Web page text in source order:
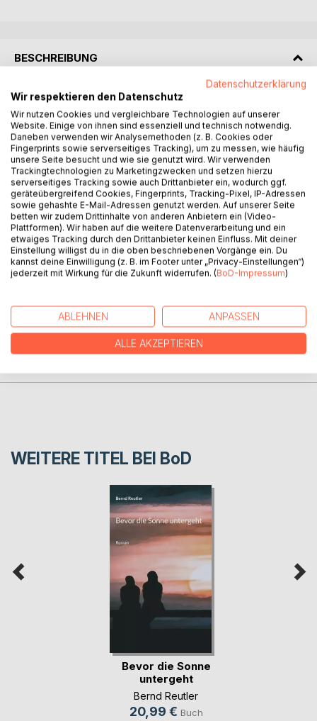
BESCHREIBUNG
Ein glückliches Paar für viele glückliche Jahre. Und dann
dieser völlig unerwartete und unerklärliche
Schicksalsschlag; Die Partnerin wird zum schweren
Pflegefall. Wie damit umgehen? Der Partner übernimmt die
häusliche Pflege, Alles ist neu, alles ganz anders. Als Ich-
Erzähler schildern beide im Wechsel das gemeinsam
Erlebte aus ihrer je eigenen Perspektive.
Sie hatten sich kennen gelernt beim Besuch der Première
von Becketts rätselhaften, absurden Schauspiel
"Glückliche Tage", das jetzt gewissermaßen zu ihrem
Stück wird...
PRESSESTIMMEN
WEITERE TITEL BEI BoD
Bevor die Sonne
untergeht
Bernd Reutler
20,99 € Buch
Datenschutzerklärung
Wir respektieren den Datenschutz
Wir nutzen Cookies und vergleichbare Technologien auf unserer
Website. Einige von ihnen sind essenziell und technisch notwendig.
Daneben verwenden wir Analysemethoden (z. B. Cookies oder
Fingerprints sowie serverseitiges Tracking), um zu messen, wie häufig
unsere Seite besucht und wie sie genutzt wird. Wir verwenden
Trackingtechnologien zu Marketingzwecken und setzen hierzu
serverseitiges Tracking sowie auch Drittanbieter ein, wodurch ggf.
geräteübergreifend Cookies, Fingerprints, Tracking-Pixel, IP-Adressen
sowie gehashte E-Mail-Adressen genutzt werden. Auf unserer Seite
betten wir zudem Drittinhalte von anderen Anbietern ein (Video-
Plattformen). Wir haben auf die weitere Datenverarbeitung und ein
etwaiges Tracking durch den Drittanbieter keinen Einfluss. Mit deiner
Einstellung willigst du in die oben beschriebenen Vorgänge ein. Du
kannst deine Einwilligung (z. B. im Footer unter „Privacy-Einstellungen“)
jederzeit mit Wirkung für die Zukunft widerrufen. (BoD-Impressum)
ABLEHNEN ANPASSEN
ALLE AKZEPTIEREN